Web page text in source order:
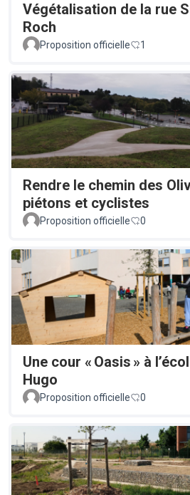
Végétalisation de la rue
Roch
Proposition officielle 1
Rendre le chemin des
piétons et cyclistes
Proposition officielle 0
Une cour « Oasis » à
Hugo
Proposition officielle 0